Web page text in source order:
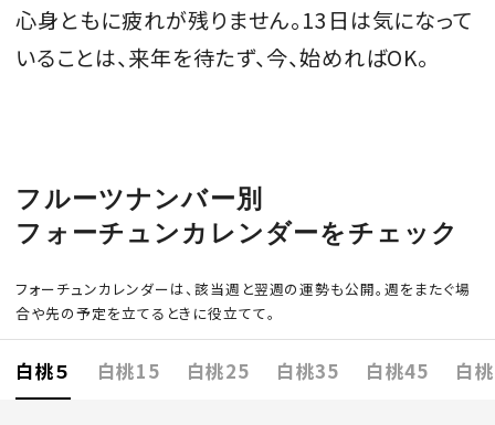
SPUR 2026 JULY
2026年9月号
最新号を試し読み
心身ともに疲れが残りません。13日は気になって
いることは、来年を待たず、今、始めればOK。
フルーツナンバー別
フォーチュンカレンダーをチェック
フォーチュンカレンダーは、該当週と翌週の運勢も公開。週をまたぐ場
合や先の予定を立てるときに役立てて。
白桃５ 白桃15 白桃25 白桃35 白桃45 白